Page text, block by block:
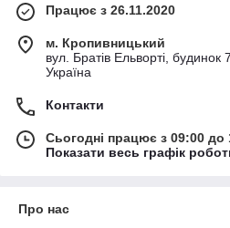
Працює з 26.11.2020
м. Кропивницький
вул. Братів Ельворті,
Україна
Контакти
Сьогодні працює з 09:00 до
Показати весь графік
Про нас